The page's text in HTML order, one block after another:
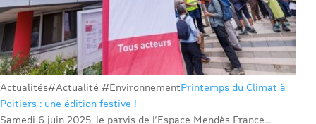
Actualités#Actualité #EnvironnementPrintemps du Climat à
Poitiers : une édition festive !
Samedi 6 juin 2025, le parvis de l’Espace Mendès France...